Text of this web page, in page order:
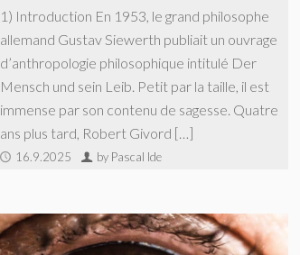
1) Introduction En 1953, le grand philosophe
allemand Gustav Siewerth publiait un ouvrage
d’anthropologie philosophique intitulé Der
Mensch und sein Leib. Petit par la taille, il est
immense par son contenu de sagesse. Quatre
ans plus tard, Robert Givord […]
16.9.2025 by Pascal Ide